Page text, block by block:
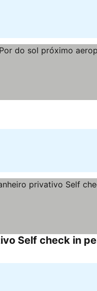
Self check in